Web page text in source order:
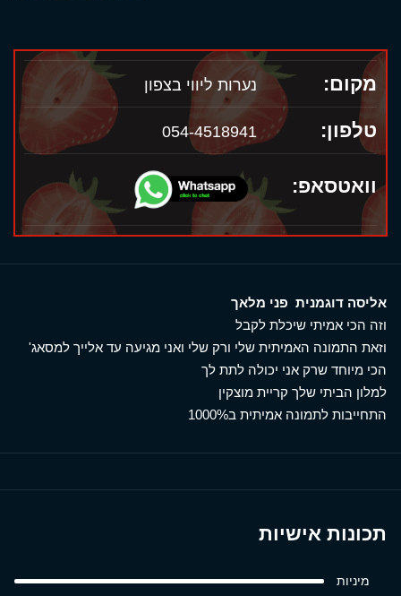
מקום: נערות ליווי בצפון
טלפון: 054-4518941
וואטסאפ:
אליסה דוגמנית פני מלאך
וזה הכי אמיתי שיכלת לקבל
וזאת התמונה האמיתית שלי ורק שלי ואני מגיעה עד אלייך למסאג'
הכי מיוחד שרק אני יכולה לתת לך
למלון הביתי שלך קריית מוצקין
התחייבות לתמונה אמיתית ב1000%
תכונות אישיות
מיניות